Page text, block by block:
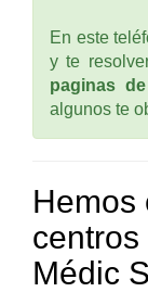
En este
y te
paginas
algunos te
Hemos
Médic